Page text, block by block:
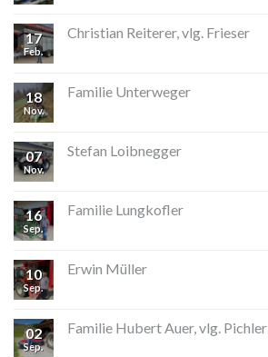
17
Feb.
Christian Reiterer, vlg. Frieser
18
Nov.
Familie Unterweger
07
Nov.
Stefan Loibnegger
16
Sep.
Familie Lungkofler
10
Sep.
Erwin Müller
02
Sep.
Familie Hubert Auer, vlg. Pichler